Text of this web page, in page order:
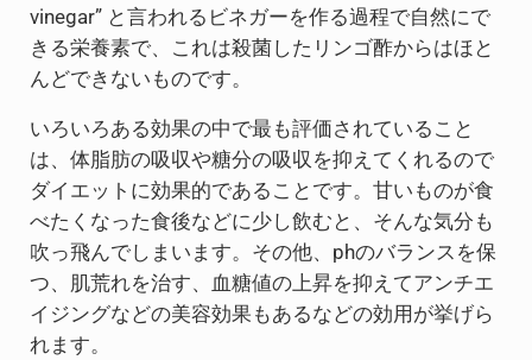
vinegar” と言われるビネガーを作る過程で自然にで
きる栄養素で、これは殺菌したリンゴ酢からはほと
んどできないものです。
いろいろある効果の中で最も評価されていること
は、体脂肪の吸収や糖分の吸収を抑えてくれるので
ダイエットに効果的であることです。甘いものが食
べたくなった食後などに少し飲むと、そんな気分も
吹っ飛んでしまいます。その他、phのバランスを保
つ、肌荒れを治す、血糖値の上昇を抑えてアンチエ
イジングなどの美容効果もあるなどの効用が挙げら
れます。